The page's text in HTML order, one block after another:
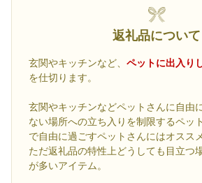
返礼品について
玄関やキッチンなど、 ペットに出入り
を仕切ります。
玄関やキッチンなどペットさんに自由
ない場所への立ち入りを制限するペッ
で自由に過ごすペットさんにはオスス
ただ返礼品の特性上どうしても目立つ
が多いアイテム。